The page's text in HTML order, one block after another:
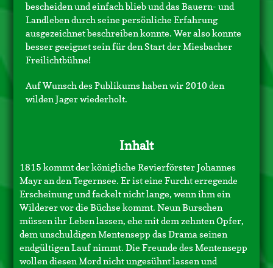
bescheiden und einfach blieb und das Bauern- und
Landleben durch seine persönliche Erfahrung
ausgezeichnet beschreiben konnte. Wer also konnte
besser geeignet sein für den Start der Miesbacher
Freilichtbühne!
Auf Wunsch des Publikums haben wir 2010 den
wilden Jager wiederholt.
Inhalt
1815 kommt der königliche Revierförster Johannes
Mayr an den Tegernsee. Er ist eine Furcht erregende
Erscheinung und fackelt nicht lange, wenn ihm ein
Wilderer vor die Büchse kommt. Neun Burschen
müssen ihr Leben lassen, ehe mit dem zehnten Opfer,
dem unschuldigen Mentensepp das Drama seinen
endgültigen Lauf nimmt. Die Freunde des Mentensepp
wollen diesen Mord nicht ungesühnt lassen und